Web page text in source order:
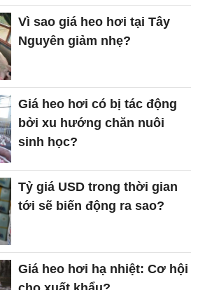
Vì sao giá heo hơi tại Tây
Nguyên giảm nhẹ?
Giá heo hơi có bị tác động
bởi xu hướng chăn nuôi
sinh học?
Tỷ giá USD trong thời gian
tới sẽ biến động ra sao?
Giá heo hơi hạ nhiệt: Cơ hội